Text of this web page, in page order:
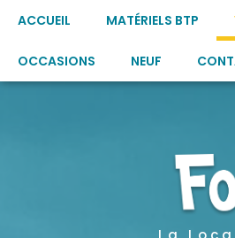
ACCUEIL MATÉRIELS BTP
OCCASIONS NEUF